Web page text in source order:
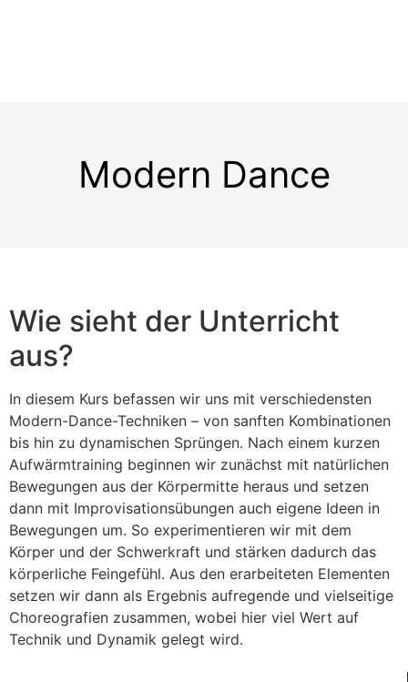
Modern Dance
Wie sieht der Unterricht
aus?
In diesem Kurs befassen wir uns mit verschiedensten
Modern-Dance-Techniken – von sanften Kombinationen
bis hin zu dynamischen Sprüngen. Nach einem kurzen
Aufwärmtraining beginnen wir zunächst mit natürlichen
Bewegungen aus der Körpermitte heraus und setzen
dann mit Improvisationsübungen auch eigene Ideen in
Bewegungen um. So experimentieren wir mit dem
Körper und der Schwerkraft und stärken dadurch das
körperliche Feingefühl. Aus den erarbeiteten Elementen
setzen wir dann als Ergebnis aufregende und vielseitige
Choreografien zusammen, wobei hier viel Wert auf
Technik und Dynamik gelegt wird.